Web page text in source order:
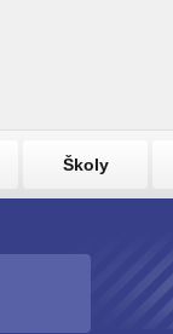
Školy